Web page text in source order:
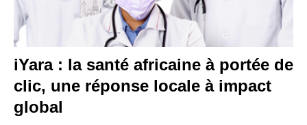
iYara : la santé africaine à portée de
clic, une réponse locale à impact
global